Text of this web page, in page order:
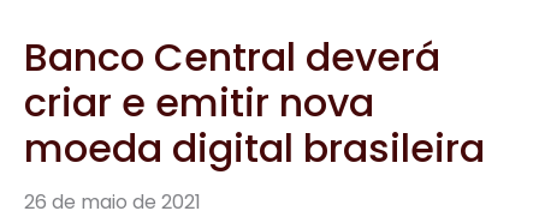
Banco Central deverá
criar e emitir nova
moeda digital brasileira
26 de maio de 2021